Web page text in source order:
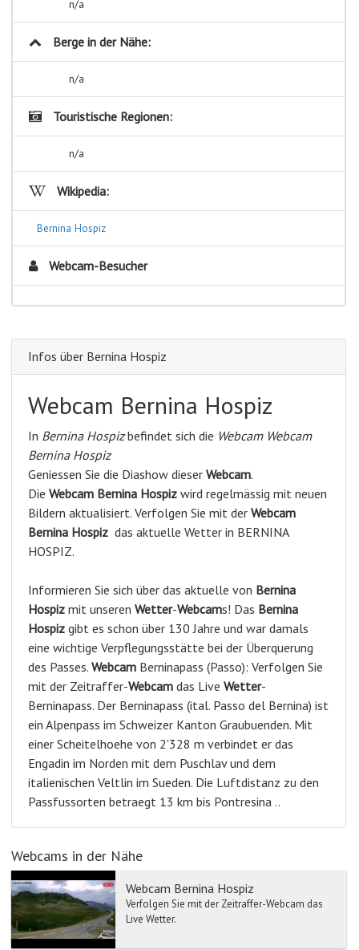
n/a
Berge in der Nähe:
n/a
Touristische Regionen:
n/a
Wikipedia:
Bernina Hospiz
Webcam-Besucher
Infos über Bernina Hospiz
Webcam Bernina Hospiz
In Bernina Hospizbefindet sich die Webcam Webcam
Bernina Hospiz
Geniessen Sie die Diashow dieser Webcam.
Die Webcam Bernina Hospiz wird regelmässig mit neuen
Bildern aktualisiert. Verfolgen Sie mit der Webcam
Bernina Hospiz das aktuelle Wetter in BERNINA
HOSPIZ.
Informieren Sie sich über das aktuelle von Bernina
Hospiz mit unseren Wetter-Webcams! Das Bernina
Hospiz gibt es schon über 130 Jahre und war damals
eine wichtige Verpflegungsstätte bei der Überquerung
des Passes. Webcam Berninapass (Passo): Verfolgen Sie
mit der Zeitraffer-Webcam das Live Wetter-
Berninapass. Der Berninapass (ital. Passo del Bernina) ist
ein Alpenpass im Schweizer Kanton Graubuenden. Mit
einer Scheitelhoehe von 2'328 m verbindet er das
Engadin im Norden mit dem Puschlav und dem
italienischen Veltlin im Sueden. Die Luftdistanz zu den
Passfussorten betraegt 13 km bis Pontresina ..
Webcams in der Nähe
Webcam Bernina Hospiz
Verfolgen Sie mit der Zeitraffer-Webcam das
Live Wetter.